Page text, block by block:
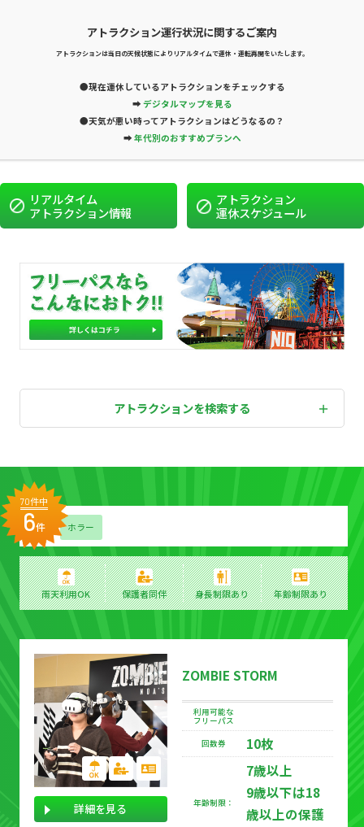
営業時間
10:00か
らWEB
MENU
アトラクション
リアルタイム
アトラクション情報
アトラクション
運休スケジュール
アトラクションを検索する
ト
ラ
ク
70件中
6件 ホラー
雨天利用OK 保護者同伴 身長制限あり 年齢制限あり
ZOMBIE STORM
利用可能な
フリーパス
回数券 10枚
年齢制限：
7歳以上
9歳以下は18
歳以上の保護
詳細を見る
アトラクション運行状況に関するご案内
アトラクションは当日の天候状態によりリアルタイムで運休・運転再開をいたします。
●現在運休しているアトラクションをチェックする
➡ デジタルマップを見る
●天気が悪い時ってアトラクションはどうなるの？
➡ 年代別のおすすめプランへ